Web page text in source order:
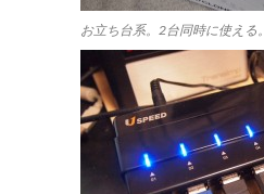
お立ち台系。2台同時に使える。